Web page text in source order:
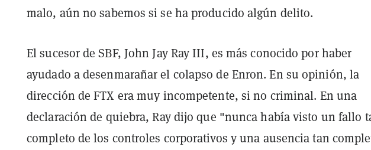
malo, aún no sabemos si se ha producido algún delito.
El sucesor de SBF, John Jay Ray III, es más conocido por haber
ayudado a desenmarañar el colapso de Enron. En su opinión, la
dirección de FTX era muy incompetente, si no criminal. En una
declaración de quiebra, Ray dijo que "nunca había visto un fallo
completo de los controles corporativos y una ausencia tan